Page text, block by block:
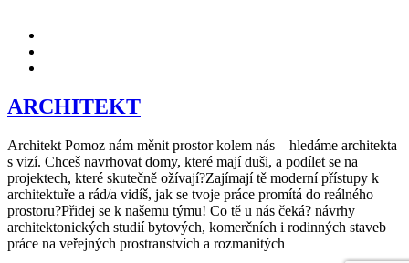
ARCHITEKT
Architekt Pomoz nám měnit prostor kolem nás – hledáme architekta
s vizí. Chceš navrhovat domy, které mají duši, a podílet se na
projektech, které skutečně ožívají?Zajímají tě moderní přístupy k
architektuře a rád/a vidíš, jak se tvoje práce promítá do reálného
prostoru?Přidej se k našemu týmu! Co tě u nás čeká? návrhy
architektonických studií bytových, komerčních i rodinných staveb
práce na veřejných prostranstvích a rozmanitých